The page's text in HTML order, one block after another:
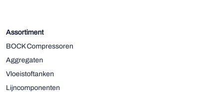
Assortiment
BOCK Compressoren
Aggregaten
Vloeistoftanken
Lijncomponenten